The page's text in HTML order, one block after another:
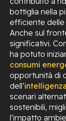
bottiglia nella
efficiente delle
Anche sul
significativi.
ha potuto
consumi
opportunità di
dell’
scenari
sostenibili,
l’impatto